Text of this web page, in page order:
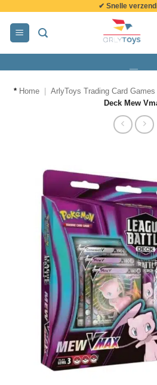
inhoud
✔ Snelle
* Home ArlyToys Trading Card Games
Deck Mew